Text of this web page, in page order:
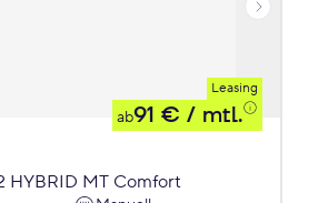
Leasing
ab91 € / mtl.
HYBRID MT Comfort